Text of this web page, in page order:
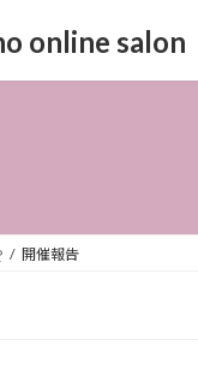
online salon
開催報告